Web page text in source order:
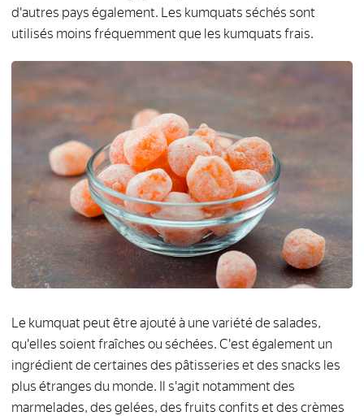
d'autres pays également. Les kumquats séchés sont
utilisés moins fréquemment que les kumquats frais.
Le kumquat peut être ajouté à une variété de salades,
qu'elles soient fraîches ou séchées. C'est également un
ingrédient de certaines des pâtisseries et des snacks les
plus étranges du monde. Il s'agit notamment des
marmelades, des gelées, des fruits confits et des crèmes